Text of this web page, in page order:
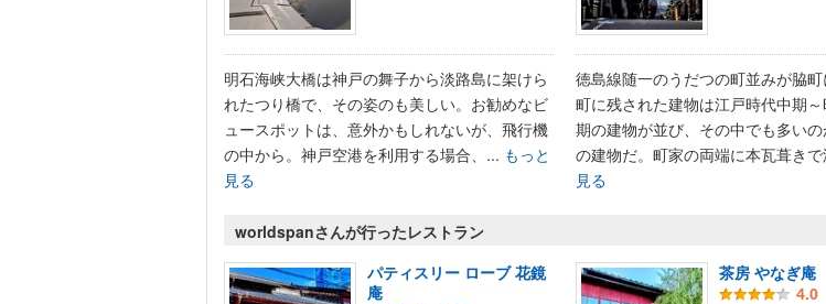
明石海峡大橋は神戸の舞子から淡路島に架けら
れたつり橋で、その姿のも美しい。お勧めなビ
ュースポットは、意外かもしれないが、飛行機
の中から。神戸空港を利用する場合、... もっと
見る
徳島線随一のうだつの町並みが脇
町に残された建物は江戸時代中期
期の建物が並び、その中でも多い
の建物だ。町家の両端に本瓦葺き
見る
worldspanさんが行ったレストラン
パティスリー ローブ 花鏡
庵
茶房 やなぎ庵
4.0